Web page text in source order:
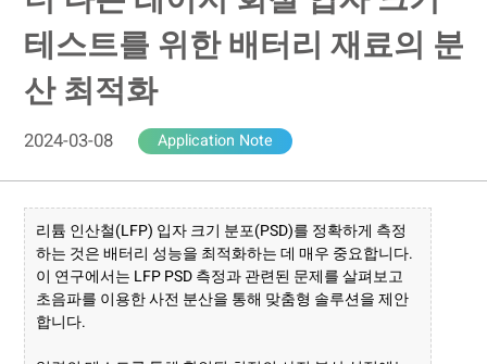
테스트를 위한 배터리 재료의 분
산 최적화
2024-03-08 Application Note
리튬 인산철(LFP) 입자 크기 분포(PSD)를 정확하게 측정
하는 것은 배터리 성능을 최적화하는 데 매우 중요합니다.
이 연구에서는 LFP PSD 측정과 관련된 문제를 살펴보고
초음파를 이용한 사전 분산을 통해 맞춤형 솔루션을 제안
합니다.